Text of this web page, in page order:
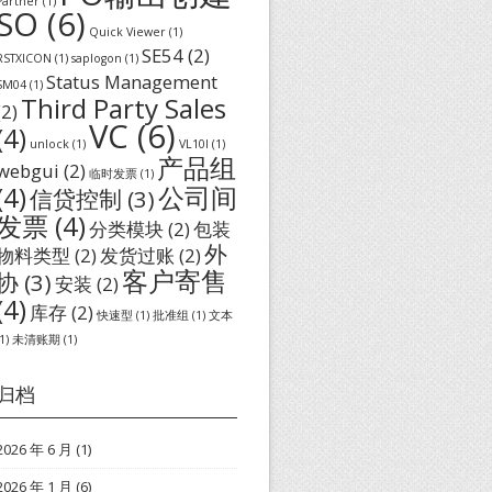
(6) Quick Viewer (1)
(1) saplogon (1) SE54(2)
(1) Status Management
Third Party Sales
unlock (1) VC (6) VL10I (1)
(2) 临时发票 (1) 产品组
信贷控制 (3)公司间
票 (4)分类模块(2)包装
料类型 (2)发货过账 (2)外
(3)安装 (2) 客户寄售
库存(2) 快速型 (1) 批准组 (1) 文本
未清账期 (1)
档
年 6 月 (1)
年 1 月 (6)